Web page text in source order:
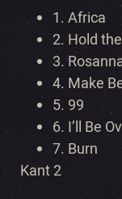
1. Africa
2. Hold
3.
4. Make
5. 99
6. I’ll Be
7. Burn
Kant 2